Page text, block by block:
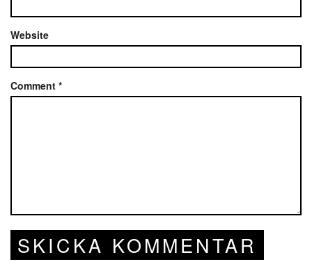
Website
Comment *
SKICKA KOMMENTAR